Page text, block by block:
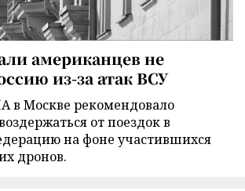
американцев не
из-за атак ВСУ
в Москве рекомендовало
от поездок в
на фоне участившихся
дронов.